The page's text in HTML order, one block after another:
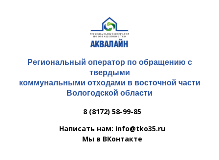
Региональный оператор по обращению с
твердыми
коммунальными отходами в восточной части
Вологодской области
8 (8172) 58-99-85
Написать нам: info@tko35.ru
Мы в ВКонтакте